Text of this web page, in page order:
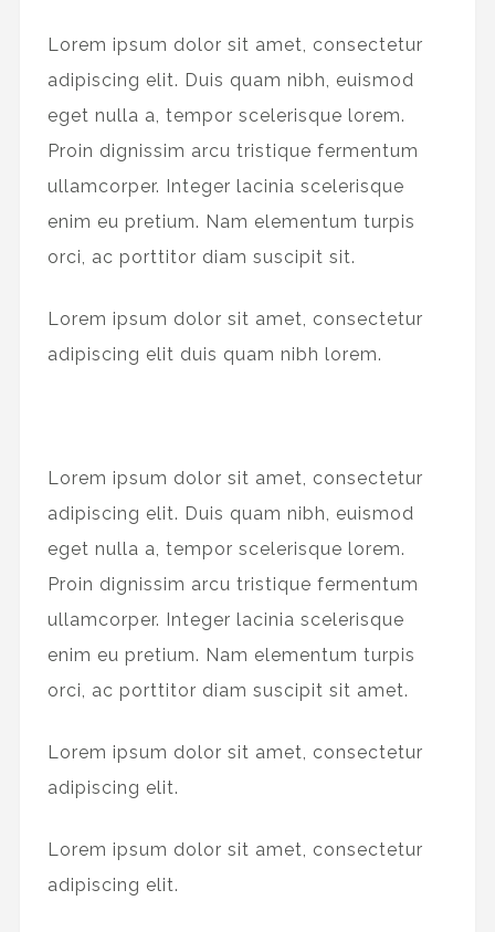
Lorem ipsum dolor sit amet, consectetur
adipiscing elit. Duis quam nibh, euismod
eget nulla a, tempor scelerisque lorem.
Proin dignissim arcu tristique fermentum
ullamcorper. Integer lacinia scelerisque
enim eu pretium. Nam elementum turpis
orci, ac porttitor diam suscipit sit.
Lorem ipsum dolor sit amet, consectetur
adipiscing elit duis quam nibh lorem.
Lorem ipsum dolor sit amet, consectetur
adipiscing elit. Duis quam nibh, euismod
eget nulla a, tempor scelerisque lorem.
Proin dignissim arcu tristique fermentum
ullamcorper. Integer lacinia scelerisque
enim eu pretium. Nam elementum turpis
orci, ac porttitor diam suscipit sit amet.
Lorem ipsum dolor sit amet, consectetur
adipiscing elit.
Lorem ipsum dolor sit amet, consectetur
adipiscing elit.